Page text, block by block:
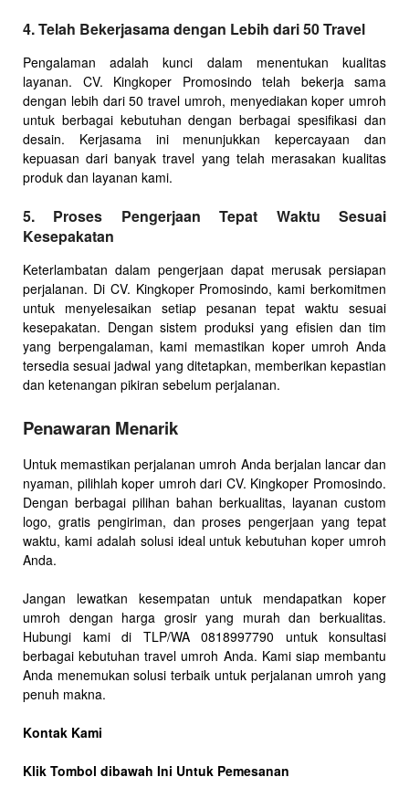
4. Telah Bekerjasama dengan Lebih dari 50 Travel
Pengalaman adalah kunci dalam menentukan kualitas
layanan. CV. Kingkoper Promosindo telah bekerja sama
dengan lebih dari 50 travel umroh, menyediakan koper umroh
untuk berbagai kebutuhan dengan berbagai spesifikasi dan
desain. Kerjasama ini menunjukkan kepercayaan dan
kepuasan dari banyak travel yang telah merasakan kualitas
produk dan layanan kami.
5. Proses Pengerjaan Tepat Waktu Sesuai
Kesepakatan
Keterlambatan dalam pengerjaan dapat merusak persiapan
perjalanan. Di CV. Kingkoper Promosindo, kami berkomitmen
untuk menyelesaikan setiap pesanan tepat waktu sesuai
kesepakatan. Dengan sistem produksi yang efisien dan tim
yang berpengalaman, kami memastikan koper umroh Anda
tersedia sesuai jadwal yang ditetapkan, memberikan kepastian
dan ketenangan pikiran sebelum perjalanan.
Penawaran Menarik
Untuk memastikan perjalanan umroh Anda berjalan lancar dan
nyaman, pilihlah koper umroh dari CV. Kingkoper Promosindo.
Dengan berbagai pilihan bahan berkualitas, layanan custom
logo, gratis pengiriman, dan proses pengerjaan yang tepat
waktu, kami adalah solusi ideal untuk kebutuhan koper umroh
Anda.
Jangan lewatkan kesempatan untuk mendapatkan koper
umroh dengan harga grosir yang murah dan berkualitas.
Hubungi kami di TLP/WA 0818997790 untuk konsultasi
berbagai kebutuhan travel umroh Anda. Kami siap membantu
Anda menemukan solusi terbaik untuk perjalanan umroh yang
penuh makna.
Kontak Kami
Klik Tombol dibawah Ini Untuk Pemesanan